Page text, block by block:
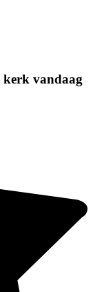
kerk vandaag